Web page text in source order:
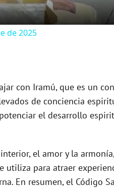
de 2025
con Iramú, que es un
de conciencia
el desarrollo
el amor y la
utiliza para atraer
En resumen, el Código